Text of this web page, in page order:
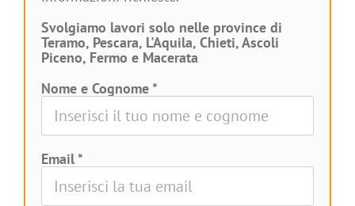
Svolgiamo lavori solo nelle province di
Teramo, Pescara, L'Aquila, Chieti, Ascoli
Piceno, Fermo e Macerata
Nome e Cognome *
Email *